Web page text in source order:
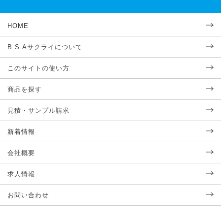
HOME
B.S.Aサクライについて
このサイトの使い方
商品を探す
見積・サンプル請求
新着情報
会社概要
求人情報
お問い合わせ